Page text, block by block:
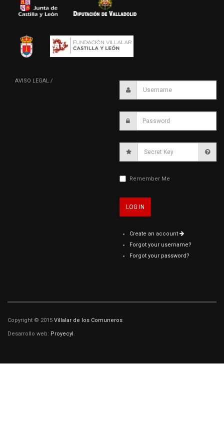
AVISO LEGAL /
Remember Me
Create an account
Forgot your username?
Forgot your password?
Copyright © 2015 Villalar de los Comuneros
Desarrollo web: Proyecyl.